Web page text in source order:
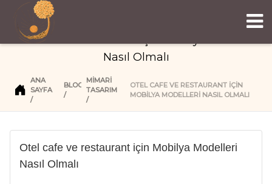
Otel cafe ve restaurant için Mobilya Modelleri
Nasıl Olmalı
ANA
SAYFA
BLOG
MIMARI
TASARIM
OTEL CAFE VE RESTAURANT IÇIN
MOBILYA MODELLERI NASIL OLMALI
Otel cafe ve restaurant için Mobilya Modelleri
Nasıl Olmalı